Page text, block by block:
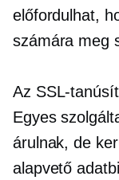
előfordulhat,
számára meg
Az SSL-
Egyes
árulnak, de
alapvető